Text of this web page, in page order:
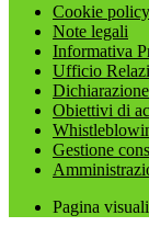
Cookie policy
Note legali
Informativa
Ufficio
Obiettivi di
Gestione
Pagina